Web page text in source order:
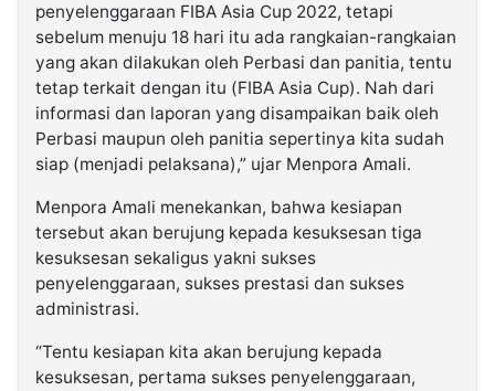
penyelenggaraan FIBA Asia Cup 2022, tetapi
sebelum menuju 18 hari itu ada rangkaian-rangkaian
yang akan dilakukan oleh Perbasi dan panitia, tentu
tetap terkait dengan itu (FIBA Asia Cup). Nah dari
informasi dan laporan yang disampaikan baik oleh
Perbasi maupun oleh panitia sepertinya kita sudah
siap (menjadi pelaksana),” ujar Menpora Amali.
Menpora Amali menekankan, bahwa kesiapan
tersebut akan berujung kepada kesuksesan tiga
kesuksesan sekaligus yakni sukses
penyelenggaraan, sukses prestasi dan sukses
administrasi.
“Tentu kesiapan kita akan berujung kepada
kesuksesan, pertama sukses penyelenggaraan,